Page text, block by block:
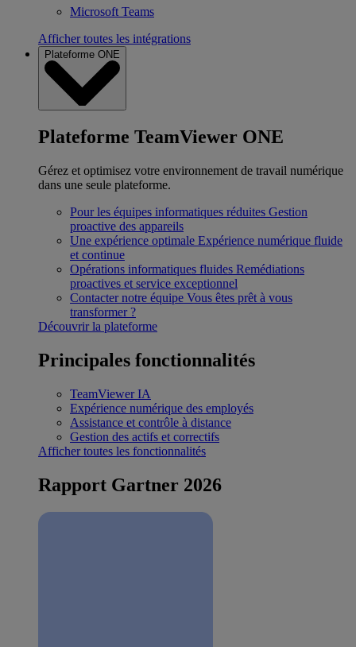
Microsoft Teams
Afficher toutes les intégrations
Plateforme ONE
Plateforme TeamViewer ONE
Gérez et optimisez votre environnement de travail numérique
dans une seule plateforme.
Pour les équipes informatiques réduites Gestion
proactive des appareils
Une expérience optimale Expérience numérique fluide
et continue
Opérations informatiques fluides Remédiations
proactives et service exceptionnel
Contacter notre équipe Vous êtes prêt à vous
transformer ?
Découvrir la plateforme
Principales fonctionnalités
TeamViewer IA
Expérience numérique des employés
Assistance et contrôle à distance
Gestion des actifs et correctifs
Afficher toutes les fonctionnalités
Rapport Gartner 2026